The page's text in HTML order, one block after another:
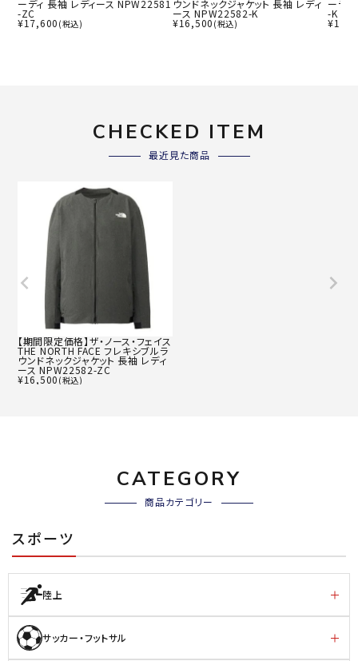
ーディ 長袖 レディース NPW22581
-ZC
¥17,600 (税込)
ウンドネックジャケット 長袖 レディ
ース NPW22582-K
¥16,500 (税込)
ーデ
-K
¥
CHECKED ITEM
最近見た商品
【期間限定価格】ザ・ノース・フェイス
THE NORTH FACE フレキシブルラ
ウンドネックジャケット 長袖 レディ
ース NPW22582-ZC
¥16,500 (税込)
CATEGORY
商品カテゴリー
スポーツ
陸上
サッカー・フットサル